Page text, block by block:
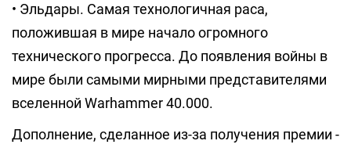
• Эльдары. Самая технологичная раса,
положившая в мире начало огромного
технического прогресса. До появления войны в
мире были самыми мирными представителями
вселенной Warhammer 40.000.
Дополнение, сделанное из-за получения премии -